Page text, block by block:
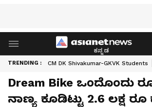
ಕನ್ನಡ
TRENDING : CM DK Shivakumar-GKVK Students
Dream Bike ಒಂದೊಂದು
ನಾಣ್ಯ ಕೂಡಿಟ್ಟು 2.6 ಲಕ್ಷ